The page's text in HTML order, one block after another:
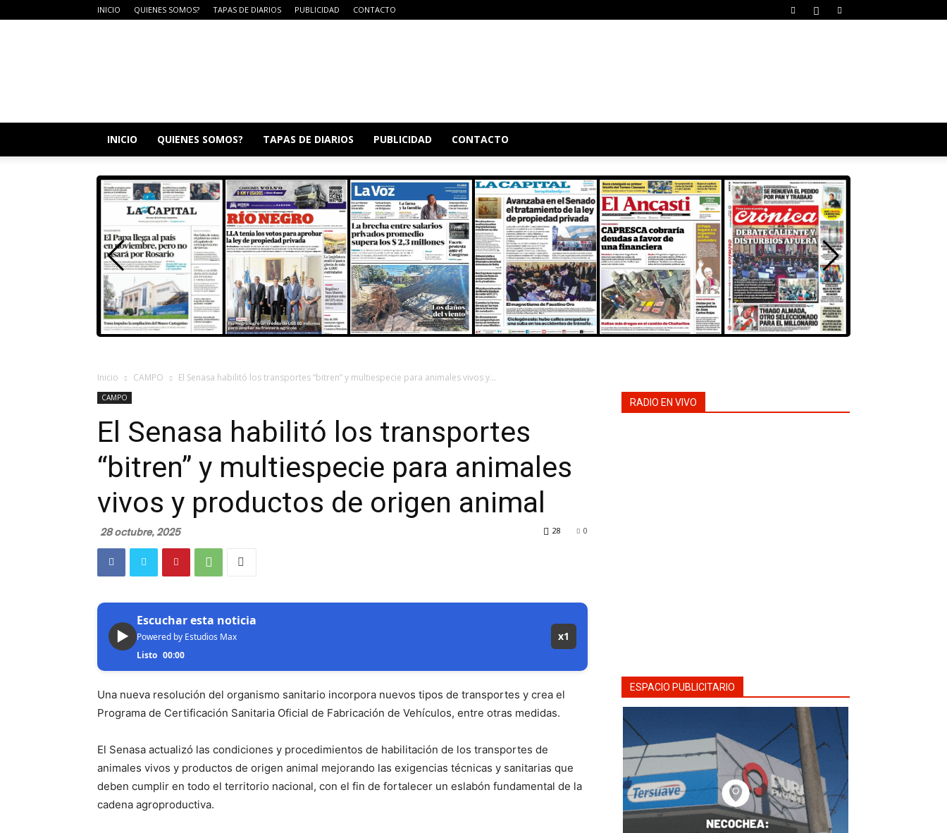
INICIO QUIENES SOMOS? TAPAS DE DIARIOS PUBLICIDAD CONTACTO
INICIO QUIENES SOMOS? TAPAS DE DIARIOS PUBLICIDAD CONTACTO
Inicio CAMPO El Senasa habilitó los transportes “bitren” y multiespecie para animales vivos y...
CAMPO
El Senasa habilitó los transportes
“bitren” y multiespecie para animales
vivos y productos de origen animal
28 octubre, 2025 0
28
▶
Escuchar esta noticia
Powered by Estudios Max
Listo 00:00
x1
Una nueva resolución del organismo sanitario incorpora nuevos tipos de transportes y crea el
Programa de Certificación Sanitaria Oficial de Fabricación de Vehículos, entre otras medidas.
El Senasa actualizó las condiciones y procedimientos de habilitación de los transportes de
animales vivos y productos de origen animal mejorando las exigencias técnicas y sanitarias que
deben cumplir en todo el territorio nacional, con el fin de fortalecer un eslabón fundamental de la
cadena agroproductiva.
RADIO EN VIVO
ESPACIO PUBLICITARIO